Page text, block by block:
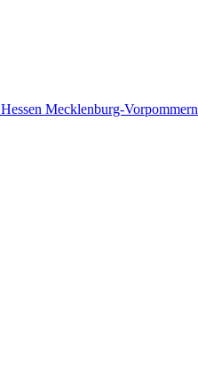
Hessen Mecklenburg-Vorpommern